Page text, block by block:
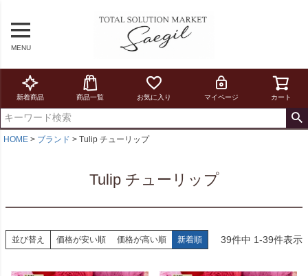
MENU
新着商品 商品一覧 お気に入り マイページ カート
HOME ブランド Tulip チューリップ
Tulip チューリップ
並び替え 価格が安い順 価格が高い順 新着順 39件中 1-39件表示